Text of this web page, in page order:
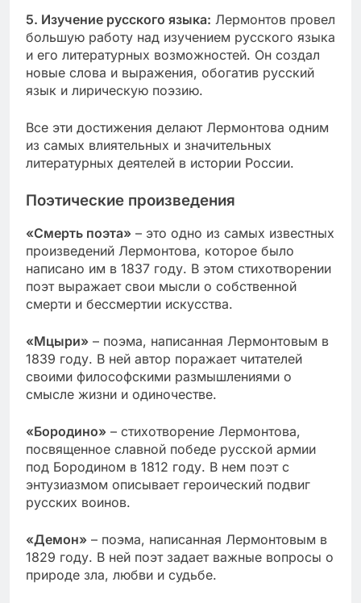
5. Изучение русского языка: Лермонтов провел
большую работу над изучением русского языка
и его литературных возможностей. Он создал
новые слова и выражения, обогатив русский
язык и лирическую поэзию.
Все эти достижения делают Лермонтова одним
из самых влиятельных и значительных
литературных деятелей в истории России.
Поэтические произведения
«Смерть поэта» – это одно из самых известных
произведений Лермонтова, которое было
написано им в 1837 году. В этом стихотворении
поэт выражает свои мысли о собственной
смерти и бессмертии искусства.
«Мцыри» – поэма, написанная Лермонтовым в
1839 году. В ней автор поражает читателей
своими философскими размышлениями о
смысле жизни и одиночестве.
«Бородино» – стихотворение Лермонтова,
посвященное славной победе русской армии
под Бородином в 1812 году. В нем поэт с
энтузиазмом описывает героический подвиг
русских воинов.
«Демон» – поэма, написанная Лермонтовым в
1829 году. В ней поэт задает важные вопросы о
природе зла, любви и судьбе.